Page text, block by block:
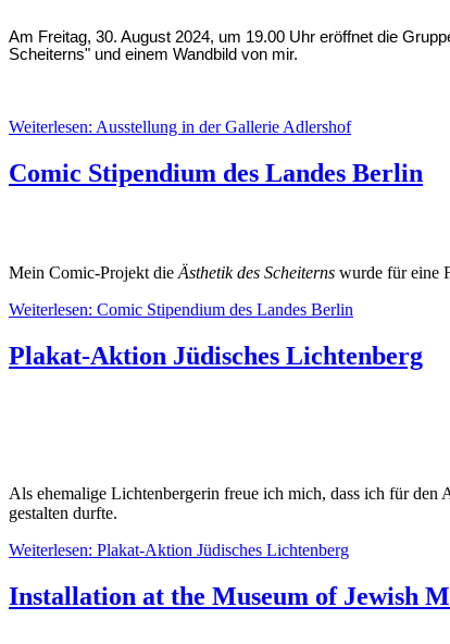
Am Freitag, 30. August 2024, um 19.00 Uhr eröffnet die
Scheiterns" und einem Wandbild von mir.
Weiterlesen: Ausstellung in der Gallerie Adlershof
Comic Stipendium des Landes Berlin
Mein Comic-Projekt dieÄsthetik des Scheiterns wurde für eine
Weiterlesen: Comic Stipendium des Landes Berlin
Plakat-Aktion Jüdisches Lichtenberg
Als ehemalige Lichtenbergerin freue ich mich, dass ich für
gestalten durfte.
Weiterlesen: Plakat-Aktion Jüdisches Lichtenberg
Installation at the Museum of Jewish